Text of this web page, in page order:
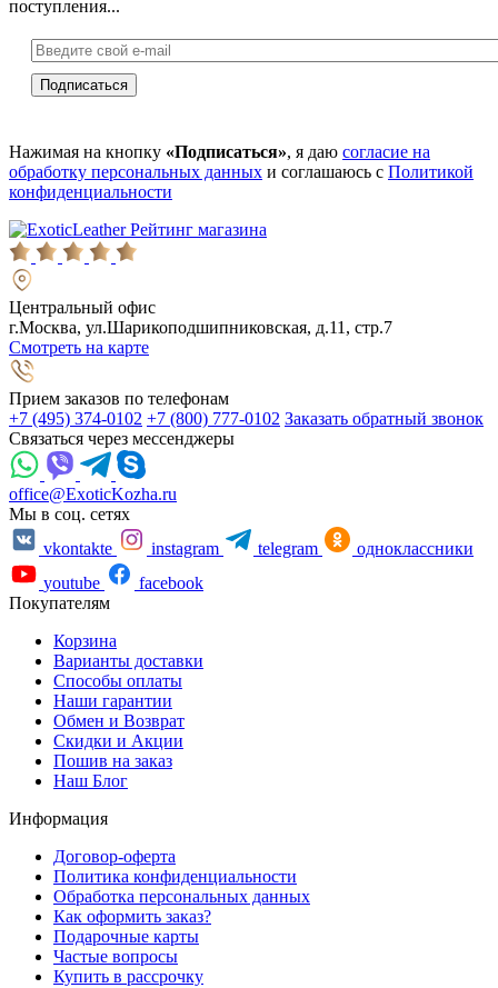
поступления...
Нажимая на кнопку «Подписаться», я даю согласие на
обработку персональных данных и соглашаюсь с Политикой
конфиденциальности
Рейтинг магазина
Центральный офис
г.Москва, ул.Шарикоподшипниковская, д.11, стр.7
Смотреть на карте
Прием заказов по телефонам
+7 (495) 374-0102 +7 (800) 777-0102 Заказать обратный звонок
Связаться через мессенджеры
office@ExoticKozha.ru
Мы в соц. сетях
vkontakte
instagram telegram
одноклассники
youtube
facebook
Покупателям
Корзина
Варианты доставки
Способы оплаты
Наши гарантии
Обмен и Возврат
Скидки и Акции
Пошив на заказ
Наш Блог
Информация
Договор-оферта
Политика конфиденциальности
Обработка персональных данных
Как оформить заказ?
Подарочные карты
Частые вопросы
Купить в рассрочку